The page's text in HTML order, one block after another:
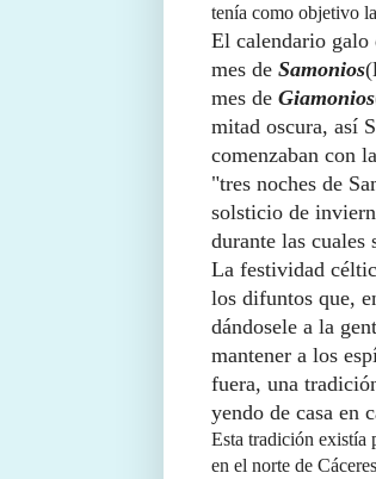
tenía como objetivo
El calendario galo
mes de Samonios
mes de Giamonios
mitad oscura, así
comenzaban con
"tres noches de
solsticio de
durante las cuales
La festividad
los difuntos que,
dándosele a la
mantener a los
fuera, una
yendo de casa en
Esta tradición existía
en el norte de